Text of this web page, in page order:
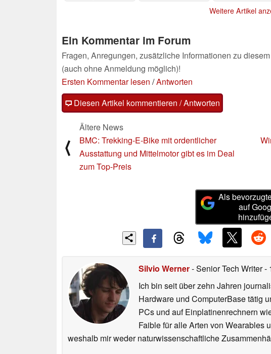
22.05.2024
Weitere Artikel
Ein Kommentar im Forum
Fragen, Anregungen, zusätzliche Informationen zu
(auch ohne Anmeldung möglich)!
Ersten Kommentar lesen /Antworten
Diesen Artikel kommentieren / Antworten
⟨
Ältere News
BMC: Trekking-E-Bike mit ordentlicher
Ausstattung und Mittelmotor gibt es im Deal
zum Top-Preis
Als
auf
Silvio Werner- Senior Tech Writer-
Ich bin seit über zehn Jahren
Hardware und ComputerBase tätig
PCs und auf Einplatinenrechnern
Faible für alle Arten von Wearables
weshalb mir weder naturwissenschaftliche